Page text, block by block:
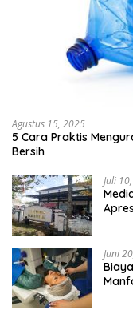
Agustus 15, 2025
5 Cara Praktis
Bersih
Juli
Juni